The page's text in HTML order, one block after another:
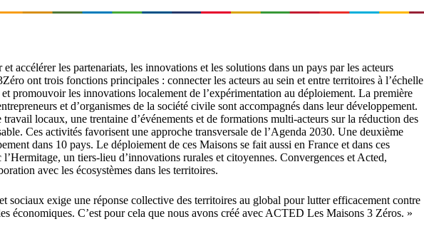
accélérer les partenariats, les innovations et les solutions dans un pays par les acteurs
ont trois fonctions principales : connecter les acteurs au sein et entre territoires à l’échelle
promouvoir les innovations localement de l’expérimentation au déploiement. La première
et d’organismes de la société civile sont accompagnés dans leur développement.
locaux, une trentaine d’événements et de formations multi-acteurs sur la réduction des
Ces activités favorisent une approche transversale de l’Agenda 2030. Une deuxième
dans 10 pays. Le déploiement de ces Maisons se fait aussi en France et dans ces
un tiers-lieu d’innovations rurales et citoyennes. Convergences et Acted,
avec les écosystèmes dans les territoires.
sociaux exige une réponse collective des territoires au global pour lutter efficacement contre
économiques. C’est pour cela que nous avons créé avec ACTED Les Maisons 3 Zéros. »